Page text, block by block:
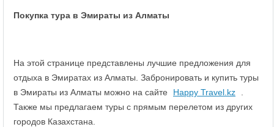
Покупка тура в Эмираты из Алматы
На этой странице представлены лучшие предложения для
отдыха в Эмиратах из Алматы. Забронировать и купить туры
в Эмираты из Алматы можно на сайте
Happy Travel.kz
Также мы предлагаем туры с прямым перелетом из других
городов Казахстана.